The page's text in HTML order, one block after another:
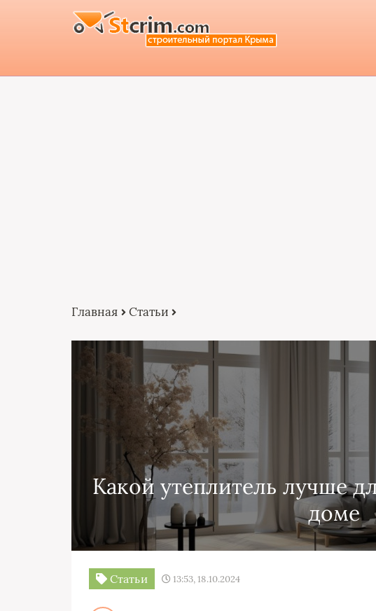
Главная Статьи
Какой утеплитель лучше
доме
Статьи 13:53, 18.10.2024